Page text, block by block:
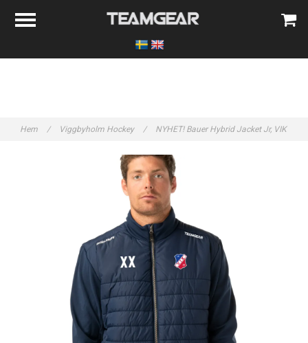
Hem / Viggbyholm Hockey / NYHET! Bauer Hybrid Jacket Jr, VIK